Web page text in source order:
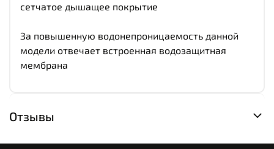
сетчатое дышащее покрытие
За повышенную водонепроницаемость данной
модели отвечает встроенная водозащитная
мембрана
Отзывы